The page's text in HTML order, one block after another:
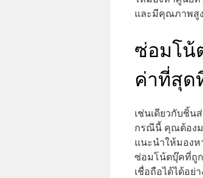
และมีคุณภาพสู
ซ่อมโน้
ค่าที่สุ
เช่นเดียวกับชิ้
กรณีนี้ คุณต้องม
แนะนำให้มองห
ซ่อมโน้ตบุ๊คที่ถู
เชื่อถือได้ได้อย่